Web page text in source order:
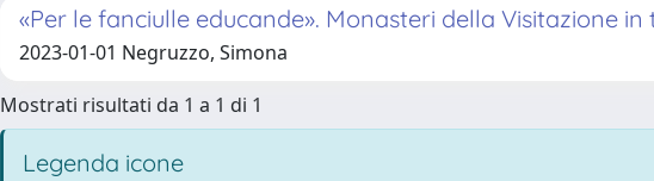
«Per le fanciulle educande». Monasteri della Visitazione
2023-01-01 Negruzzo, Simona
Mostrati risultati da 1 a 1 di 1
Legenda icone